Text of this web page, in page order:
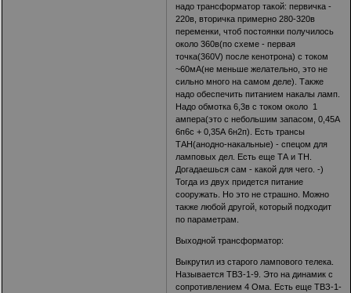
надо трансформатор такой: первичка -
220в, вторичка примерно 280-320в
переменки, чтоб постоянки получилось
около 360в(по схеме - первая
точка(360V) после кенотрона) с током
~60мА(не меньше желательно, это не
сильно много на самом деле). Также
надо обеспечить питанием накалы ламп.
Надо обмотка 6,3в с током около 1
ампера(это с небольшим запасом, 0,45А
6п6с + 0,35А 6н2п). Есть трансы
ТАН(анодно-накальные) - спецом для
ламповых дел. Есть еще ТА и ТН.
Догадаешься сам - какой для чего. -)
Тогда из двух придется питание
сооружать. Но это не страшно. Можно
также любой другой, который подходит
по параметрам.
Выходной трансформатор:
Выкрутил из старого лампового телека.
Называется ТВЗ-1-9. Это на динамик с
сопротивлением 4 Ома. Есть еще ТВЗ-1-